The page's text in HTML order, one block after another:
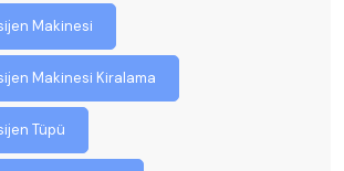
Makinesi
Makinesi Kiralama
Tüpü